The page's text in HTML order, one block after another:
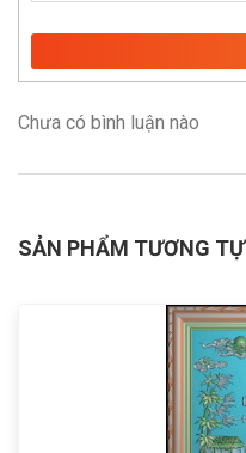
Chưa có bình luận nào
SẢN PHẨM TƯƠNG TỰ